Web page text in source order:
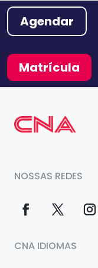
Agendar
Matrícula
NOSSAS REDES
CNA IDIOMAS